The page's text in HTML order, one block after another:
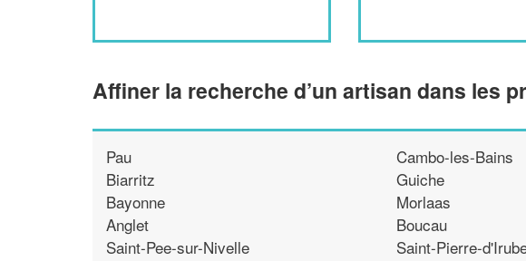
Affiner la recherche d’un artisan dans les
Pau
Biarritz
Bayonne
Anglet
Saint-Pee-sur-Nivelle
Cambo-les-Bains
Guiche
Morlaas
Boucau
Saint-Pierre-